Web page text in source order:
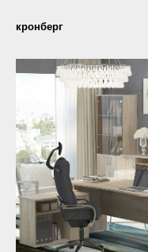
кронберг